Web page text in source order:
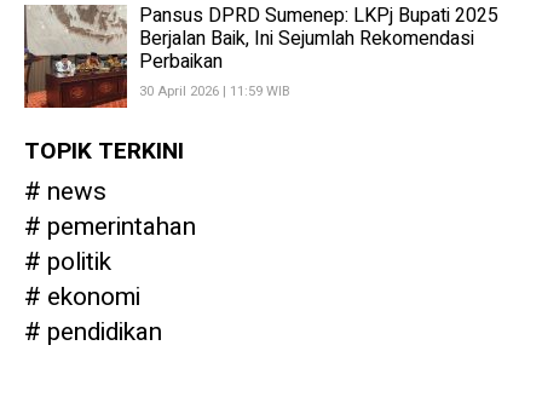
Pansus DPRD Sumenep: LKPj Bupati 2025
Berjalan Baik, Ini Sejumlah Rekomendasi
Perbaikan
30 April 2026 | 11:59 WIB
TOPIK TERKINI
news
pemerintahan
politik
ekonomi
pendidikan